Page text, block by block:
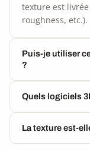
texture est livrée
roughness, etc.).
Puis-je utiliser
?
Quels logiciels
La texture est-